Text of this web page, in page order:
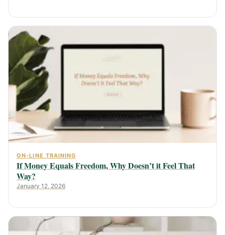
ON-LINE TRAINING
If Money Equals Freedom, Why Doesn’t it Feel That
Way?
January 12, 2026